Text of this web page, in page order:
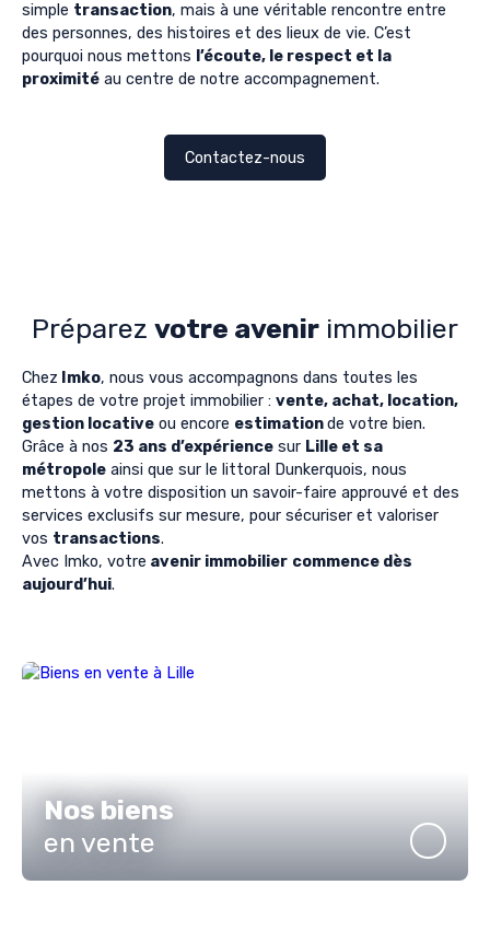
simple transaction, mais à une véritable rencontre entre
des personnes, des histoires et des lieux de vie. C’est
pourquoi nous mettons l’écoute, le respect et la
proximité au centre de notre accompagnement.
Contactez-nous
Préparez votre avenir immobilier
Chez Imko, nous vous accompagnons dans toutes les
étapes de votre projet immobilier : vente, achat, location,
gestion locative ou encore estimationde votre bien.
Grâce à nos 23 ans d’expérience sur Lille et sa
métropole ainsi que sur le littoral Dunkerquois, nous
mettons à votre disposition un savoir-faire approuvé et des
services exclusifs sur mesure, pour sécuriser et valoriser
vos transactions.
Avec Imko, votre avenir immobilier commence dès
aujourd’hui.
Nos biens
en vente